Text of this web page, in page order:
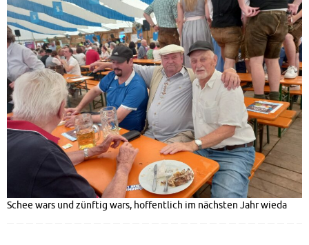
Schee wars und zünftig wars, hoffentlich im nächsten Jahr wieda